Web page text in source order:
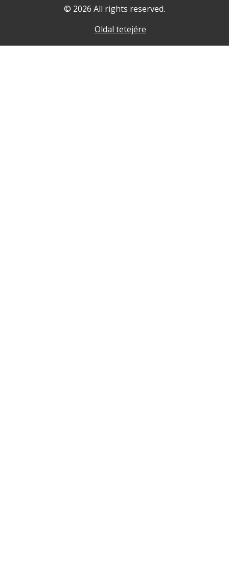
© 2026 All rights reserved.
Oldal tetejére